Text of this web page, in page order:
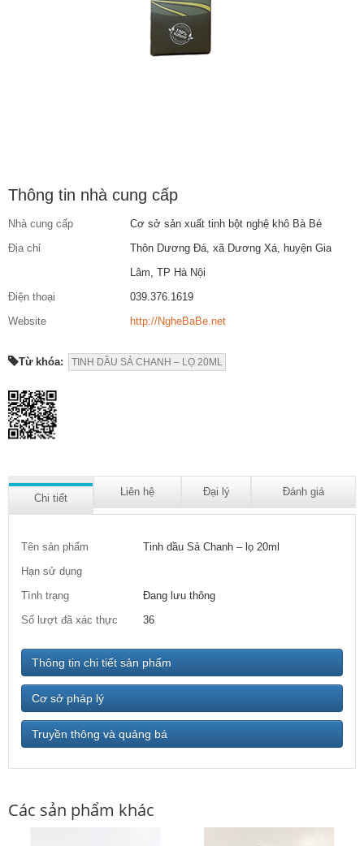
Thông tin nhà cung cấp
Nhà cung cấp
Cơ sở sản xuất tinh bột nghệ khô Bà Bé
Địa chỉ
Thôn Dương Đá, xã Dương Xá, huyện Gia
Lâm, TP Hà Nội
Điện thoại
039.376.1619
Website
http://NgheBaBe.net
Từ khóa: TINH DẦU SẢ CHANH – LỌ 20ML
Chi tiết
Liên hệ Đại lý Đánh giá
Tên sản phẩm
Tinh dầu Sả Chanh – lọ 20ml
Hạn sử dụng
Tình trạng
Đang lưu thông
Số lượt đã xác thực
36
Thông tin chi tiết sản phẩm
Cơ sở pháp lý
Truyền thông và quảng bá
Các sản phẩm khác